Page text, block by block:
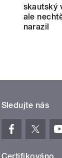
skautský
ale
narazil
Sledujte nás